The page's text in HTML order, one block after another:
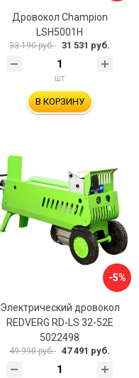
Дровокол Champion
LSH5001H
33 190 руб. 31 531 руб.
шт
В КОРЗИНУ
-5%
Электрический дровокол
REDVERG RD-LS 32-52E
5022498
49 990 руб. 47 491 руб.